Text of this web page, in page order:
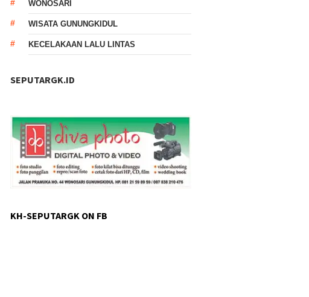
WONOSARI
WISATA GUNUNGKIDUL
KECELAKAAN LALU LINTAS
SEPUTARGK.ID
KH-SEPUTARGK ON FB